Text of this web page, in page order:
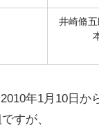
井崎脩
年1月10日か
すが、